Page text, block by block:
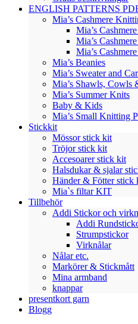
ENGLISH PATTERNS
Mia’s Cashmere
Mia’s
Mia’s
Mia’s
Mia’s Beanies
Mia’s Sweater and
Mia’s Shawls, Cowls
Mia’s Summer Knits
Baby & Kids
Mia’s Small Knitting
Stickkit
Mössor stick kit
Tröjor stick kit
Accesoarer stick kit
Halsdukar & sjalar
Händer & Fötter stick
Mia`s filtar KIT
Tillbehör
Addi Stickor och
Addi
Strumpstickor
Virknålar
Nålar etc.
Markörer & Stickmått
Mina armband
knappar
presentkort garn
Blogg